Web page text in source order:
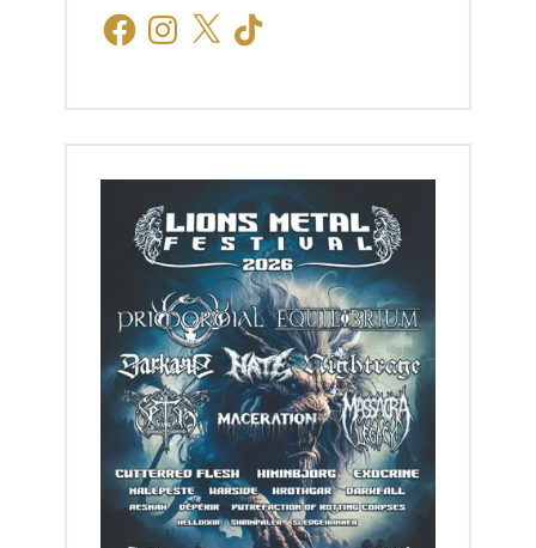
FacebookInstagram
X TikTok